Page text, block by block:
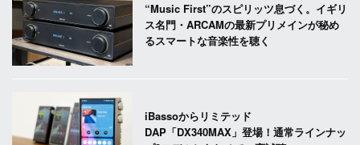
“Music First”のスピリッツ息づく。イギリ
ス名門・ARCAMの最新プリメインが秘め
るスマートな音楽性を聴く
iBassoからリミテッド
DAP「DX340MAX」登場！通常ラインナッ